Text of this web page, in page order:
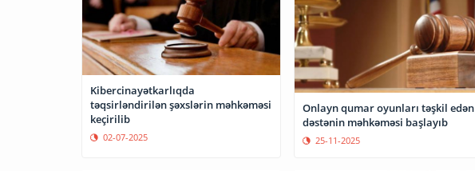
Kibercinayətkarlıqda
təqsirləndirilən şəxslərin məhkəməsi
keçirilib
02-07-2025
Onlayn qumar oyunları təşkil edən
dəstənin məhkəməsi başlayıb
25-11-2025